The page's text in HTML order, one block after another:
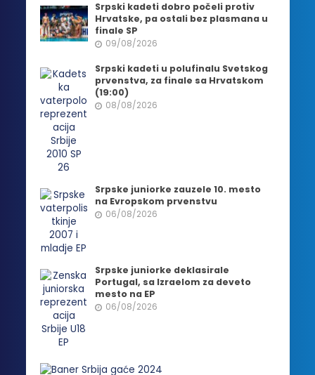
Srpski kadeti dobro počeli protiv
Hrvatske, pa ostali bez plasmana u
finale SP
09/08/2026
Srpski kadeti u polufinalu Svetskog
prvenstva, za finale sa Hrvatskom
(19:00)
08/08/2026
Srpske juniorke zauzele 10. mesto
na Evropskom prvenstvu
06/08/2026
Srpske juniorke deklasirale
Portugal, sa Izraelom za deveto
mesto na EP
06/08/2026